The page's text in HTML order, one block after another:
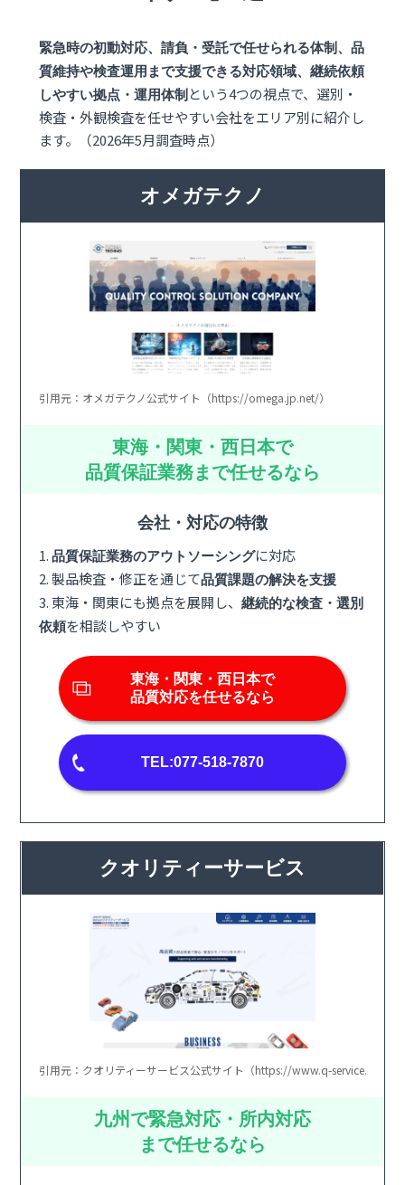
緊急時の初動対応、請負・受託で任せられる体制、品
質維持や検査運用まで支援できる対応領域、継続依頼
しやすい拠点・運用体制という4つの視点で、選別・
検査・外観検査を任せやすい会社をエリア別に紹介し
ます。（2026年5月調査時点）
オメガテクノ
引用元：オメガテクノ公式サイト（https://omega.jp.net/）
東海・関東・西日本で
品質保証業務まで任せるなら
会社・対応の特徴
1.品質保証業務のアウトソーシングに対応
2. 製品検査・修正を通じて品質課題の解決を支援
3. 東海・関東にも拠点を展開し、継続的な検査・選別
依頼を相談しやすい
東海・関東・西日本で
品質対応を任せるなら
TEL:077-518-7870
クオリティーサービス
引用元：クオリティーサービス公式サイト（https://www.q-service.jp/）
九州で緊急対応・所内対応
まで任せるなら